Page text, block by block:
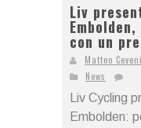
Liv
con un
Matteo
News
Liv Cycling
Embolden: